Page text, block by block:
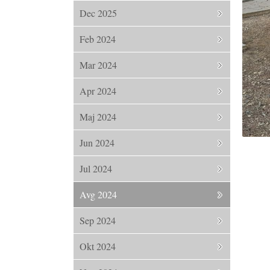
Dec 2025
Feb 2024
Mar 2024
Apr 2024
Maj 2024
Jun 2024
Jul 2024
Avg 2024
Sep 2024
Okt 2024